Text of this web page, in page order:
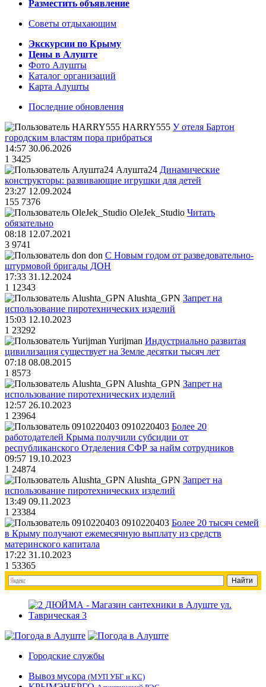
Разместить объявление
Советы отдыхающим
Экскурсии по Крыму
Цены в Алуште
Фото Алушты
Каталог организаций
Карта Алушты
Последние обновления
HARRY555 У отеля Бартон
городским властям пора прибраться
14:57 30.06.2026
1 3425
Алушта24 Динамические
конструкторы: развивающие игрушки для детей
23:27 12.09.2024
155 7376
OleJek_Studio Читать
обязательно
08:18 12.07.2021
3 9741
don С Новым годом от разведовательно-
штурмовой бригады ДОН
17:33 31.12.2024
1 12343
Alushta_GPN Запрет на
использование пиротехнических изделий
15:03 12.10.2023
1 23292
Yurijman Индустриально развитая
цивилизация существует на Земле десятки тысяч лет
07:18 08.08.2015
1 8573
Alushta_GPN Запрет на
использование пиротехнических изделий
12:57 26.10.2023
1 23964
0910220403 Более 20
работодателей Крыма получили субсидии от
республиканского Отделения СФР за найм сотрудников
09:57 19.10.2023
1 24874
Alushta_GPN Запрет на
использование пиротехнических изделий
13:49 09.11.2023
1 23384
0910220403 Более 20 тысяч семей
в Крыму получают ежемесячную выплату из средств
материнского капитала
17:22 31.10.2023
1 53365
Городские службы
Вывоз мусора (МУП УБГ и КС)